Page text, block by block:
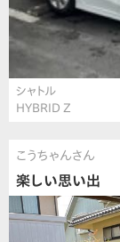
シャトル
HYBRID Z
こうちゃんさん
楽しい思い出